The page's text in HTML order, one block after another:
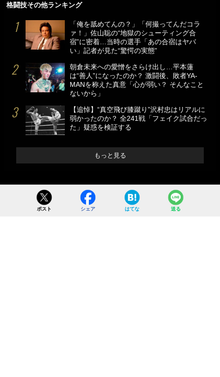
格闘技その他ランキング
「俺を舐めてんの？」「何撮ってんだコラ
ァ！」佐山聡の“地獄のシューティング合
宿”に密着…当時の選手「あの合宿はヤバ
い」記者が見た“驚愕の実態”
朝倉未来への愛憎をさらけ出し…平本蓮
は“善人”になったのか？ 激闘後、敗者YA-
MANを称えた真意「心が弱い？ そんなこと
ないから」
【追悼】“真空飛び膝蹴り”沢村忠はリアルに
弱かったのか？ 全241戦「フェイク試合だっ
た」疑惑を検証する
もっと見る
ポスト シェア はてな 送る